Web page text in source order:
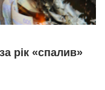
рік «спалив»